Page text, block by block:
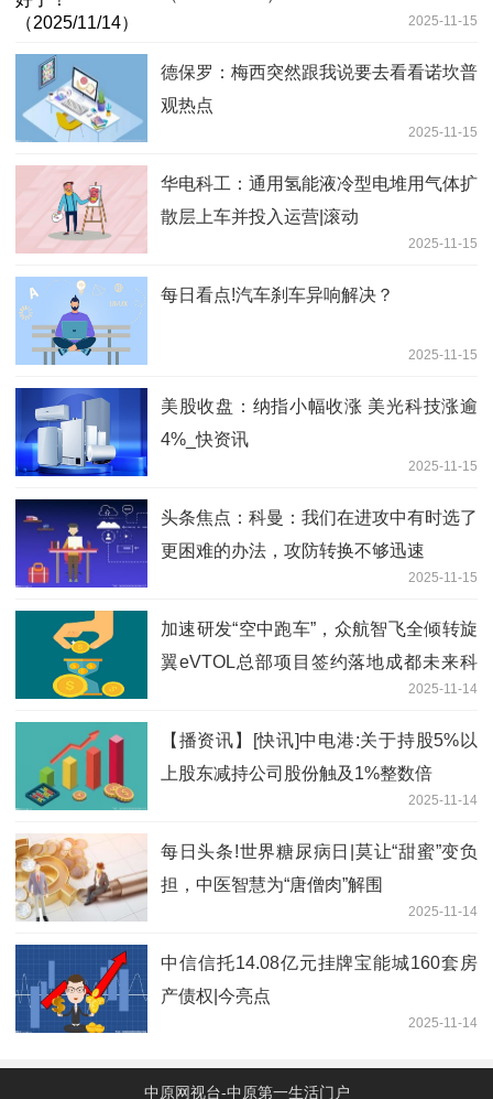
2025-11-15
德保罗：梅西突然跟我说要去看看诺坎普
观热点
2025-11-15
华电科工：通用氢能液冷型电堆用气体扩
散层上车并投入运营|滚动
2025-11-15
每日看点!汽车刹车异响解决？
2025-11-15
美股收盘：纳指小幅收涨 美光科技涨逾
4%_快资讯
2025-11-15
头条焦点：科曼：我们在进攻中有时选了
更困难的办法，攻防转换不够迅速
2025-11-15
加速研发“空中跑车”，众航智飞全倾转旋
翼eVTOL总部项目签约落地成都未来科
2025-11-14
【播资讯】[快讯]中电港:关于持股5%以
上股东减持公司股份触及1%整数倍
2025-11-14
每日头条!世界糖尿病日|莫让“甜蜜”变负
担，中医智慧为“唐僧肉”解围
2025-11-14
中信信托14.08亿元挂牌宝能城160套房
产债权|今亮点
2025-11-14
中原网视台-中原第一生活门户